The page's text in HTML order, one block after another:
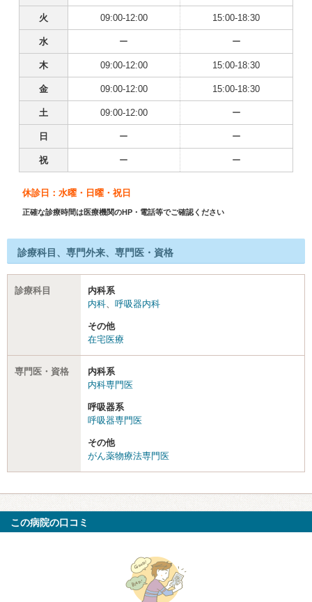
火 09:00-12:00 15:00-18:30
水 ー ー
木 09:00-12:00 15:00-18:30
金 09:00-12:00 15:00-18:30
土 09:00-12:00 ー
日 ー ー
祝 ー ー
休診日：水曜・日曜・祝日
正確な診療時間は医療機関のHP・電話等でご確認ください
診療科目、専門外来、専門医・資格
診療科目
内科系
内科、 呼吸器内科
その他
在宅医療
専門医・資格
内科系
内科専門医
呼吸器系
呼吸器専門医
その他
がん薬物療法専門医
この病院の口コミ